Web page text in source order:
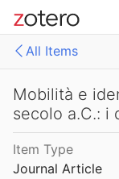
Site navigation
All Items
All Items
et
2012
Mobilità e
secolo a.C.: i
Item Type
Journal Article